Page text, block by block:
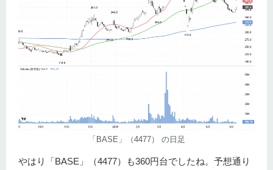
「BASE」（4477） の日足
やはり「BASE」（4477）も360円台でしたね。予想通り